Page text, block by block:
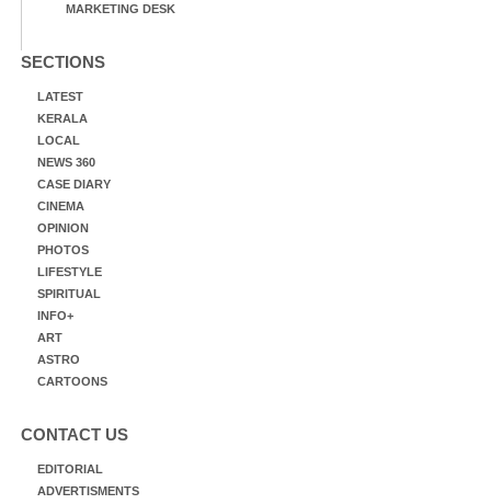
MARKETING DESK
SECTIONS
LATEST
KERALA
LOCAL
NEWS 360
CASE DIARY
CINEMA
OPINION
PHOTOS
LIFESTYLE
SPIRITUAL
INFO+
ART
ASTRO
CARTOONS
CONTACT US
EDITORIAL
ADVERTISMENTS